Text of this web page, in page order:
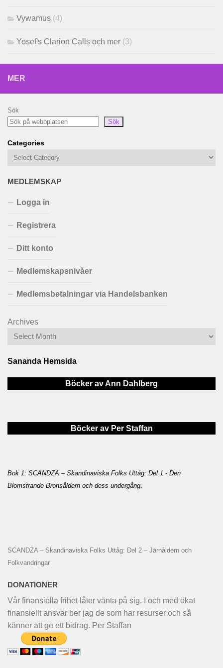
Vywamus (4)
Yosef's Clarion Calls och mer (3)
MER
Sök
Sök
Categories
MEDLEMSKAP
Logga in
Registrera
Ditt konto
Medlemskapsnivåer
Medlemsbetalningar via Handelsbanken
Archives
Sananda Hemsida
Böcker av Ann Dahlberg
Böcker av Per Staffan
Bok 1: SCANDZA – Skandinaviska Folks Uttåg: Del 1 - Den
Blomstrande Bronsåldern och dess undergång.
SCANDZA – Skandinaviska Folks Uttåg: Del 2 – Järnåldern och
Folkvandringar
DONATIONER
Vår finansiella frihet låter vänta på sig. I och med ökat
finansiellt ansvar ber jag de som har resurser och så
känner att ge ett bidrag. Per Staffan